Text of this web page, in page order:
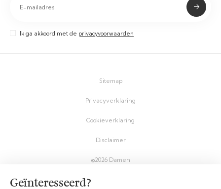
Geïnteresseerd?
Ik ga akkoord met de privacyvoorwaarden
©2026 Damen
Sitemap
Privacyverklaring
Cookieverklaring
Disclaimer